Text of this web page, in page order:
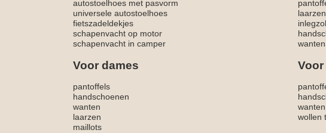
autostoelhoes met pasvorm
universele autostoelhoes
laarzen
fietszadeldekjes
schapenvacht op motor
schapenvacht in camper wanten
Voor dames Voor
pantoffels
handschoenen
wanten
wanten
laarzen
wollen
maillots